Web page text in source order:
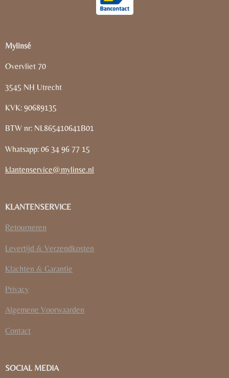
Mylinsé
Overvliet 70
3545 NH Utrecht
KVK: 90689135
BTW nr: NL865410641B01
Whatsapp: 06 34 96 77 15
klantenservice@mylinse.nl
KLANTENSERVICE
Retourneren
Levertijd & Verzendkosten
Klachten & Garantie
Privacy
Algemene Voorwaarden
Contact
SOCIAL MEDIA